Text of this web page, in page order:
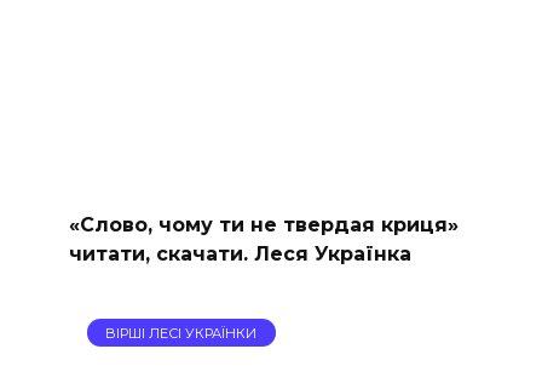
«Слово, чому ти не твердая криця»
читати, скачати. Леся Українка
ВІРШІ ЛЕСІ УКРАЇНКИ